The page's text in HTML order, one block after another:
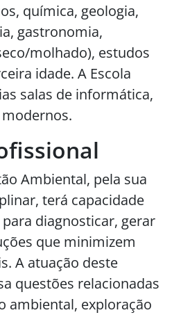
química, geologia,
gastronomia,
molhado), estudos
idade. A Escola
salas de informática,
Ambiental, pela sua
terá capacidade
diagnosticar, gerar
que minimizem
A atuação deste
questões relacionadas
ambiental, exploração